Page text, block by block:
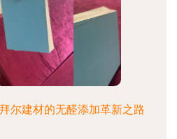
尔建材的无醛添加革新之路